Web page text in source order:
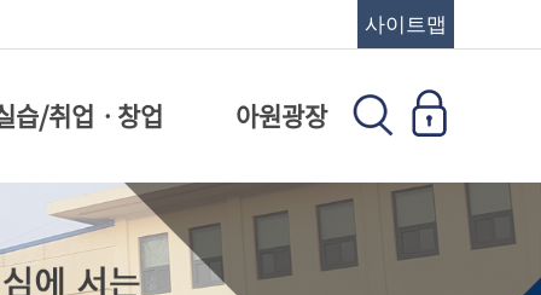
사이트맵
습/취업ㆍ창업 아원광장